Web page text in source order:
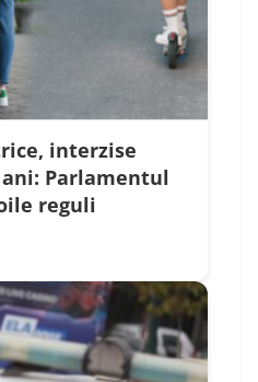
interzise
Parlamentul
reguli